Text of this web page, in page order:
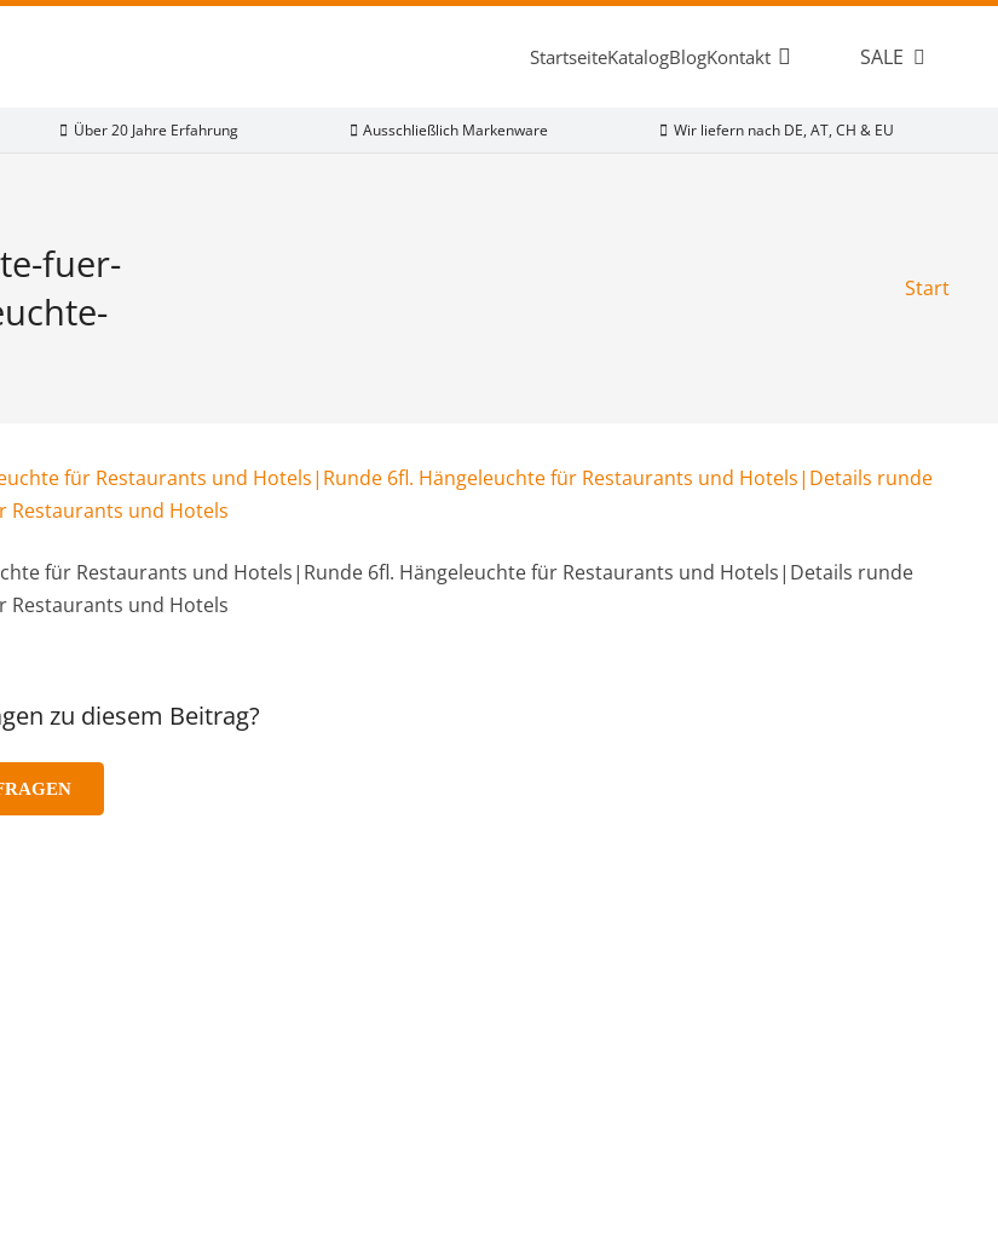
StartseiteKatalogBlogKontakt SALE
Über 20 Jahre Erfahrung Ausschließlich Markenware Wir liefern nach DE, AT, CH & EU
fuer-
Start
für Restaurants und Hotels|Runde 6fl. Hängeleuchte für Restaurants und Hotels|Details runde
Restaurants und Hotels
zu diesem Beitrag?